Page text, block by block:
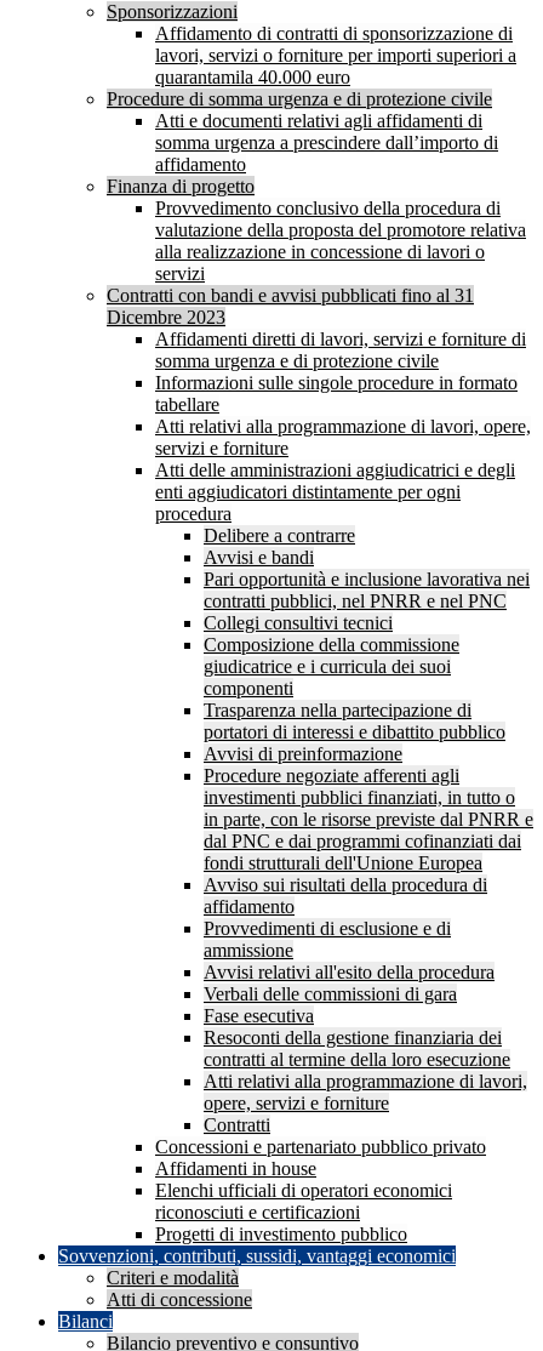
Sponsorizzazioni
Affidamento di contratti di sponsorizzazione di
lavori, servizi o forniture per importi superiori a
quarantamila 40.000 euro
Procedure di somma urgenza e di protezione civile
Atti e documenti relativi agli affidamenti di
somma urgenza a prescindere dall’importo di
affidamento
Finanza di progetto
Provvedimento conclusivo della procedura di
valutazione della proposta del promotore relativa
alla realizzazione in concessione di lavori o
servizi
Contratti con bandi e avvisi pubblicati fino al 31
Dicembre 2023
Affidamenti diretti di lavori, servizi e forniture di
somma urgenza e di protezione civile
Informazioni sulle singole procedure in formato
tabellare
Atti relativi alla programmazione di lavori, opere,
servizi e forniture
Atti delle amministrazioni aggiudicatrici e degli
enti aggiudicatori distintamente per ogni
procedura
Delibere a contrarre
Avvisi e bandi
Pari opportunità e inclusione lavorativa nei
contratti pubblici, nel PNRR e nel PNC
Collegi consultivi tecnici
Composizione della commissione
giudicatrice e i curricula dei suoi
componenti
Trasparenza nella partecipazione di
portatori di interessi e dibattito pubblico
Avvisi di preinformazione
Procedure negoziate afferenti agli
investimenti pubblici finanziati, in tutto o
in parte, con le risorse previste dal PNRR e
dal PNC e dai programmi cofinanziati dai
fondi strutturali dell'Unione Europea
Avviso sui risultati della procedura di
affidamento
Provvedimenti di esclusione e di
ammissione
Avvisi relativi all'esito della procedura
Verbali delle commissioni di gara
Fase esecutiva
Resoconti della gestione finanziaria dei
contratti al termine della loro esecuzione
Atti relativi alla programmazione di lavori,
opere, servizi e forniture
Contratti
Concessioni e partenariato pubblico privato
Affidamenti in house
Elenchi ufficiali di operatori economici
riconosciuti e certificazioni
Progetti di investimento pubblico
Sovvenzioni, contributi, sussidi, vantaggi economici
Criteri e modalità
Atti di concessione
Bilanci
Bilancio preventivo e consuntivo